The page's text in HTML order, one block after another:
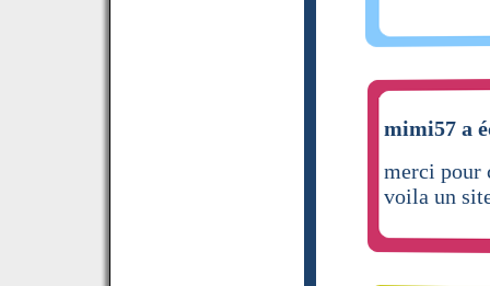
mimi57 a
merci pour
voila un